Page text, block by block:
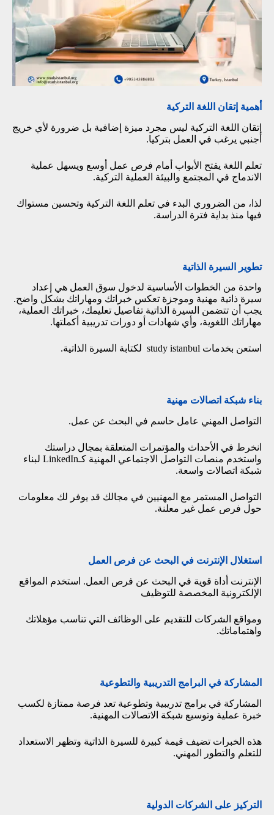
أهمية إتقان اللغة التركية
إتقان اللغة التركية ليس مجرد ميزة إضافية بل ضرورة لأي خريج
أجنبي يرغب في العمل بتركيا.
تعلم اللغة يفتح الأبواب أمام فرص عمل أوسع ويسهل عملية
الاندماج في المجتمع والبيئة العملية التركية.
لذا، من الضروري البدء في تعلم اللغة التركية وتحسين مستواك
فيها منذ بداية فترة الدراسة.
تطوير السيرة الذاتية
واحدة من الخطوات الأساسية لدخول سوق العمل هي إعداد
سيرة ذاتية مهنية وموجزة تعكس خبراتك ومهاراتك بشكل واضح.
يجب أن تتضمن السيرة الذاتية تفاصيل تعليمك، خبراتك العملية،
مهاراتك اللغوية، وأي شهادات أو دورات تدريبية أكملتها.
استعن بخدمات study istanbul لكتابة السيرة الذاتية.
بناء شبكة اتصالات مهنية
التواصل المهني عامل حاسم في البحث عن عمل.
انخرط في الأحداث والمؤتمرات المتعلقة بمجال دراستك
واستخدم منصات التواصل الاجتماعي المهنية كـLinkedIn
لبناء
شبكة اتصالات واسعة.
التواصل المستمر مع المهنيين في مجالك قد يوفر لك معلومات
حول فرص عمل غير معلنة.
استغلال الإنترنت في البحث عن فرص العمل
الإنترنت أداة قوية في البحث عن فرص العمل. استخدم المواقع
الإلكترونية المخصصة للتوظيف
ومواقع الشركات للتقديم على الوظائف التي تناسب مؤهلاتك
واهتماماتك.
المشاركة في البرامج التدريبية والتطوعية
المشاركة في برامج تدريبية وتطوعية تعد فرصة ممتازة لكسب
خبرة عملية وتوسيع شبكة الاتصالات المهنية.
هذه الخبرات تضيف قيمة كبيرة للسيرة الذاتية وتظهر الاستعداد
للتعلم والتطور المهني.
التركيز على الشركات الدولية